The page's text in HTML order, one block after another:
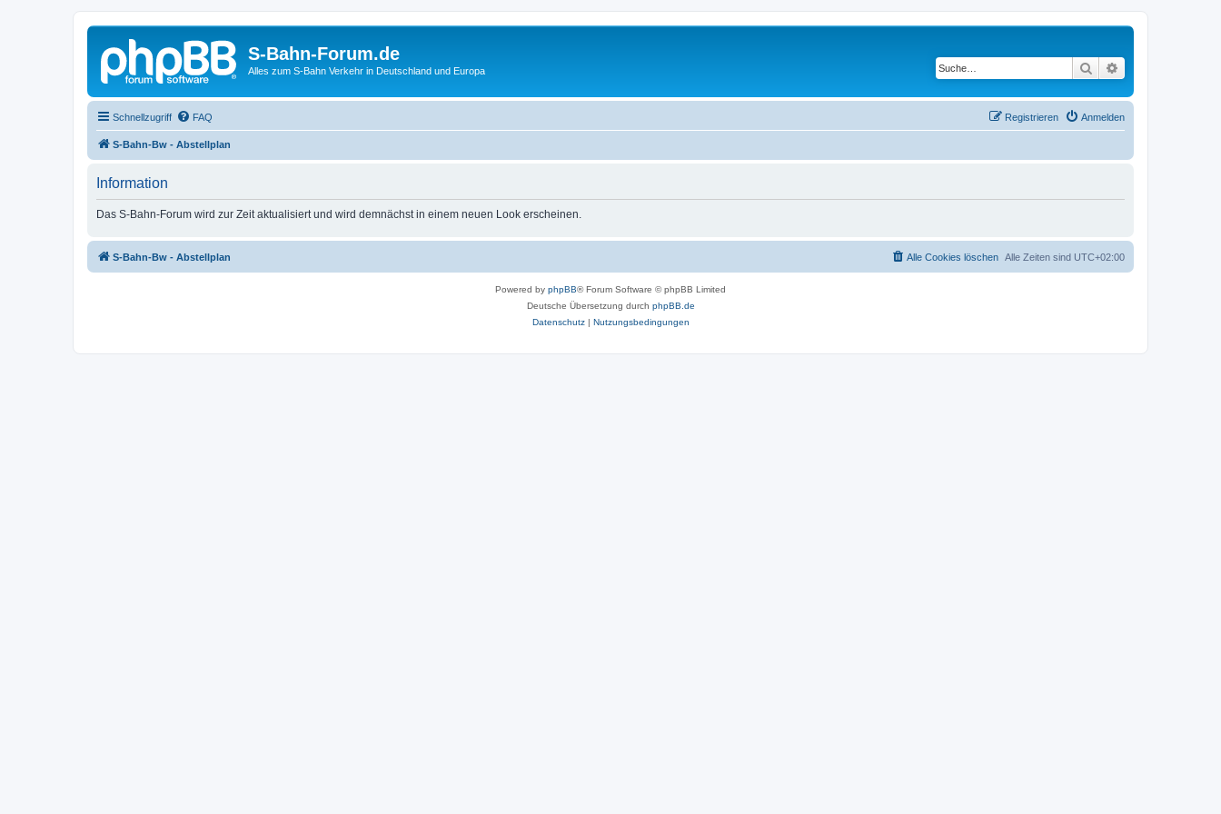
S-Bahn-Forum.de
Alles zum S-Bahn Verkehr in Deutschland und Europa Suche
Schnellzugriff FAQ Anmelden
Registrieren
S-Bahn-Bw - Abstellplan
Information
Das S-Bahn-Forum wird zur Zeit aktualisiert und wird demnächst in einem neuen Look erscheinen.
S-Bahn-Bw - Abstellplan Alle Zeiten sind UTC+02:00
Alle Cookies löschen
Powered by phpBB® Forum Software © phpBB Limited
Deutsche Übersetzung durch phpBB.de
Datenschutz| Nutzungsbedingungen